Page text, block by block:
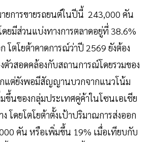
ายการขายรถยนต์ในปีนี้ 243,000 คัน
ยมีส่วนแบ่งทางการตลาดอยู่ที่ 38.6%
โตโยต้าคาดการณ์ว่าปี 2569 ยังต้อง
วสอดคล้องกับสถานการณ์โดยรวมของ
แต่ยังพอมีสัญญานบวกจากแนวโน้ม
ขึ้นของกลุ่มประเทศคู่ค้าในโซนเอเชีย
โดยโตโยต้าตั้งเป้าปริมาณการส่งออก
คัน หรือเพิ่มขึ้น 19% เมื่อเทียบกับ